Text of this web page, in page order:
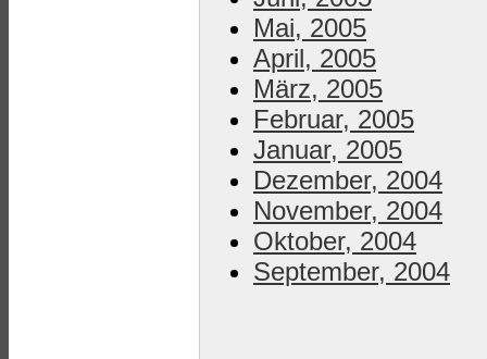
Mai, 2005
April, 2005
März, 2005
Februar, 2005
Januar, 2005
Dezember, 2004
November, 2004
Oktober, 2004
September, 2004